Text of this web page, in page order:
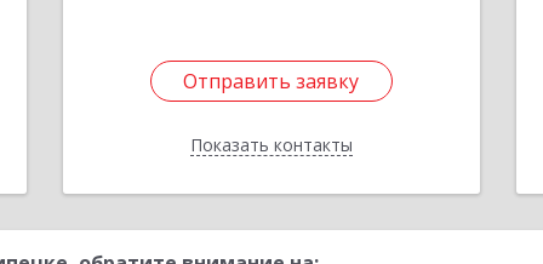
Отправить заявку
Показать контакты
Отправить заявку
Назад